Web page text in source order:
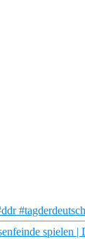
spielen |